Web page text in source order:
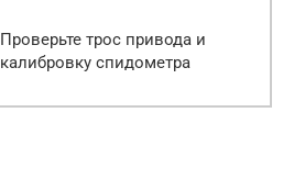
Проверьте трос привода и
калибровку спидометра